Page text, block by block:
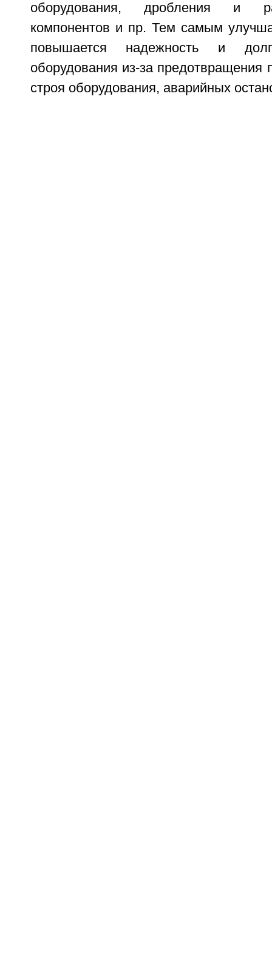
оборудования, дробления и
компонентов и пр. Тем самым
повышается надежность и
оборудования из-за предотвращения
строя оборудования, аварийных